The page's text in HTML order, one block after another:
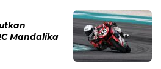
Mandalika